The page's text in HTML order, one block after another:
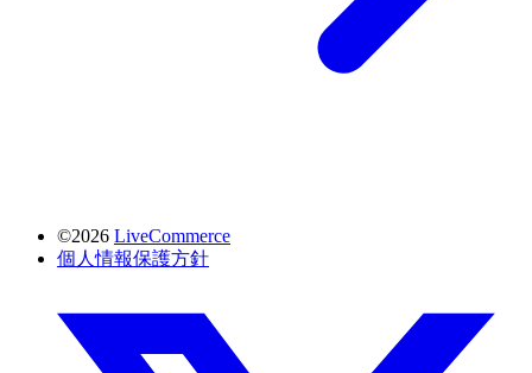
©2026 LiveCommerce
個人情報保護方針